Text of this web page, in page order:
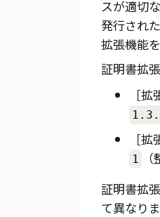
スが適切
発行され
拡張機能
証明書拡
拡
拡
1
証明書拡
て異なり